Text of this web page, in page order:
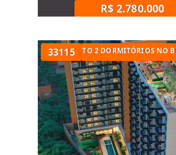
R$ 2.780.000
33115
APARTAMENTO 2 DORMITÓRIOS NO